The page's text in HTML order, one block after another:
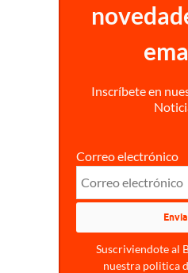
Inscríbete en
Correo electrónico
Suscriviendote al
nuestra politica